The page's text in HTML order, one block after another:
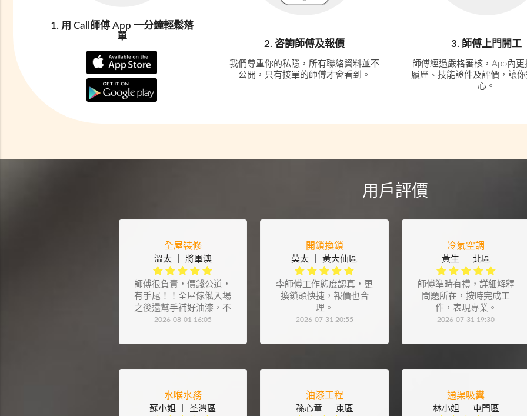
1. 用 Call師傅 App 一分鐘輕鬆落
單
2. 咨詢師傅及報價
我們尊重你的私隱，所有聯絡資料並不
公開，只有接單的師傅才會看到。
3. 師傅上門開工
師傅經過嚴格審核，App內
履歷、技能證件及評價，讓
心。
用戶評價
全屋裝修
溫太 ｜ 將軍澳
師傅很負責，價錢公道，
有手尾！！全屋傢俬入場
之後還幫手補好油漆，不
滿意也會整好！細節也處
好建議⋯⋯總的來說，是
2026-08-01 16:05
開鎖換鎖
莫太 ｜ 黃大仙區
李師傅工作態度認真，更
換鎖頭快捷，報價也合
理。
2026-07-31 20:55
冷氣空調
黃生 ｜ 北區
師傅準時有禮，詳細解釋
問題所在，按時完成工
作，表現專業。
2026-07-31 19:30
水喉水務
蘇小姐 ｜ 荃灣區
油漆工程
孫心童 ｜ 東區
通渠吸糞
林小姐 ｜ 屯門區